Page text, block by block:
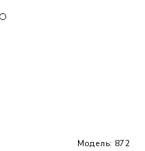
Модель: 872